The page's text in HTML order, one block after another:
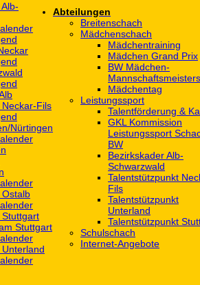
Fils
Nürtingen
Ostalb
Stuttgart
Stuttgart
Abteilungen
Breitenschach
Mädchenschach
Mädchentraining
Mädchen Grand Prix
BW Mädchen-
Mädchentag
Leistungssport
Talentförderung &
GKL Kommission
Leistungssport
BW
Bezirkskader Alb-
Schwarzwald
Talentstützpunkt
Fils
Talentstützpunkt
Unterland
Talentstützpunkt
Schulschach
Internet-Angebote